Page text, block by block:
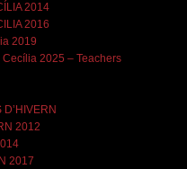
2014
2016
2019
Cecília 2025 – Teachers
2012
2017